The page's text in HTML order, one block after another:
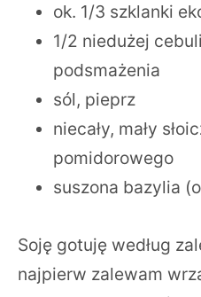
ok. 1/3 szklanki
1/2 niedużej
podsmażenia
sól, pieprz
niecały, mały
pomidorowego
suszona bazylia
Soję gotuję według
najpierw zalewam